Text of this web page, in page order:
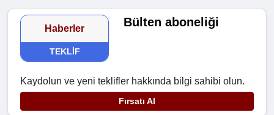
Haberler
TEKLIF
Bülten aboneliği
Kaydolun ve yeni teklifler hakkında bilgi sahibi olun.
Fırsatı Al